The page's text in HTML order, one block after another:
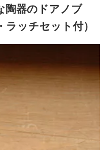
陶器のドアノブ
ラッチセット付）